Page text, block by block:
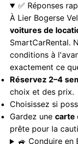
✅ Réponses
À Lier Bogerse
voitures de
SmartCarRental.
conditions à
exactement ce
Réservez 2–4
choix et des prix.
Choisissez si
Gardez une carte
prête pour la
🚙 Conduire en